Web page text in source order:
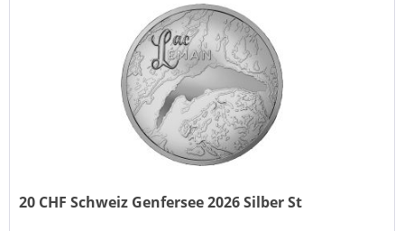
20 CHF Schweiz Genfersee 2026 Silber St